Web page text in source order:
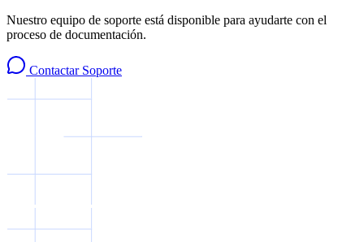
Nuestro equipo de soporte está disponible para ayudarte con el
proceso de documentación.
Contactar Soporte